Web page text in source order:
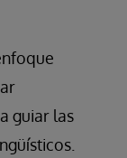
guiar las